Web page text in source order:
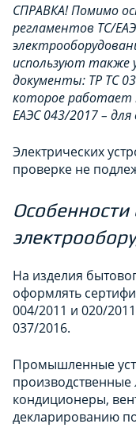
СПРАВКА! Помимо
регламентов ТС/
используют также
документы: ТР ТС
которое работает
ЕАЭС 043/2017 –
Электрических
проверке не
Особенности
На изделия
оформлять
004/2011 и 020/
037/2016.
Промышленные
кондиционеры,
декларированию